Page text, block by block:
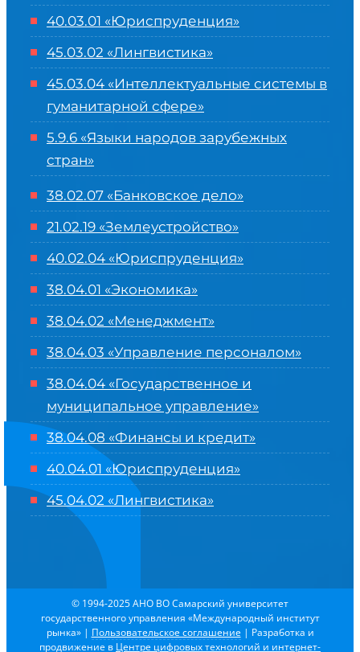
40.03.01 «Юриспруденция»
45.03.02 «Лингвистика»
45.03.04 «Интеллектуальные системы в
гуманитарной сфере»
5.9.6 «Языки народов зарубежных
стран»
38.02.07 «Банковское дело»
21.02.19 «Землеустройство»
40.02.04 «Юриспруденция»
38.04.01 «Экономика»
38.04.02 «Менеджмент»
38.04.03 «Управление персоналом»
38.04.04 «Государственное и
муниципальное управление»
38.04.08 «Финансы и кредит»
40.04.01 «Юриспруденция»
45.04.02 «Лингвистика»
© 1994-2025 АНО ВО Самарский университет
государственного управления «Международный институт
рынка» | Пользовательское соглашение | Разработка и
продвижение в Центре цифровых технологий и интернет-